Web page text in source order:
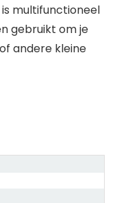
is multifunctioneel
gebruikt om je
andere kleine